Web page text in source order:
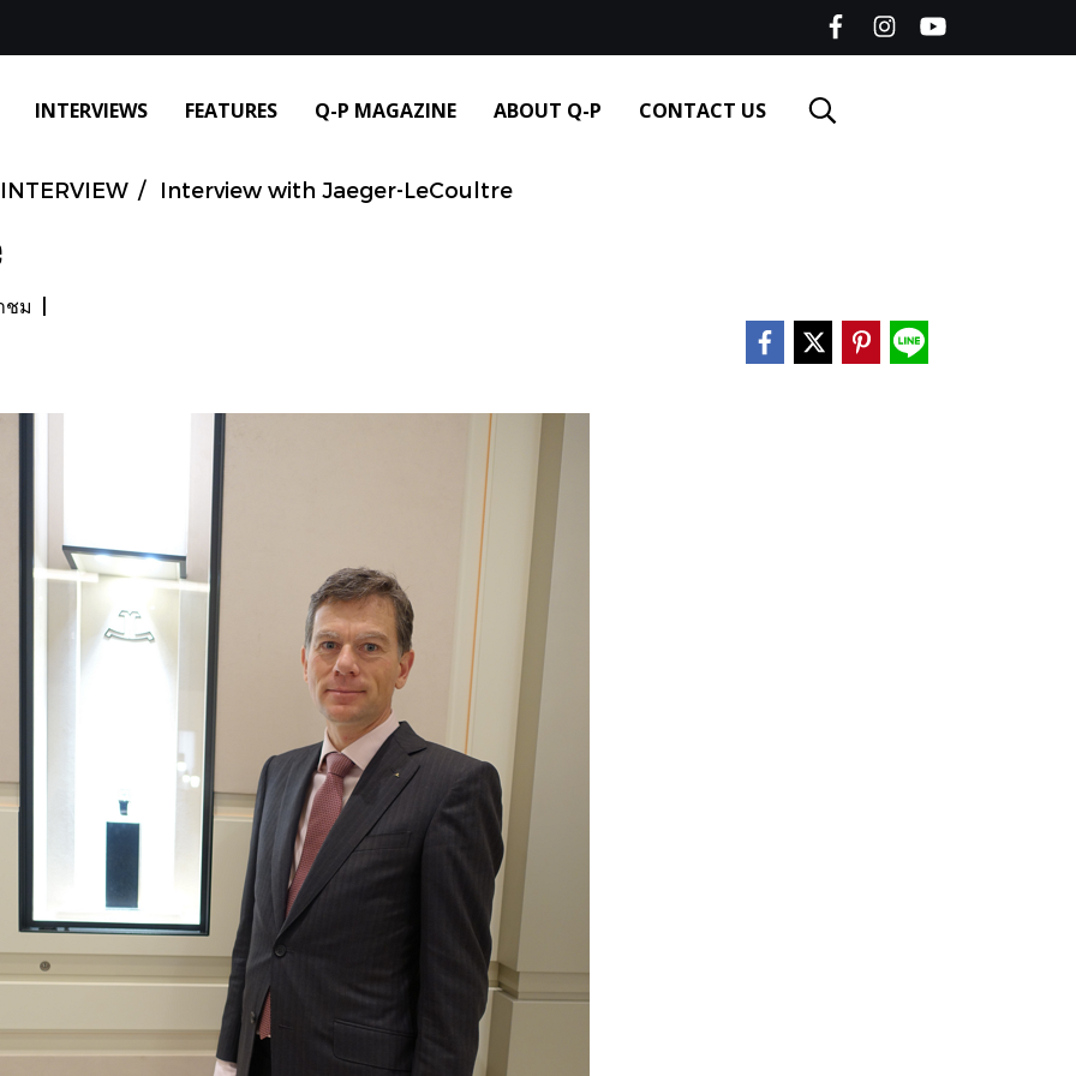
INTERVIEWS FEATURES Q-P MAGAZINE ABOUT Q-P CONTACT US
INTERVIEW Interview with Jaeger-LeCoultre
ชม